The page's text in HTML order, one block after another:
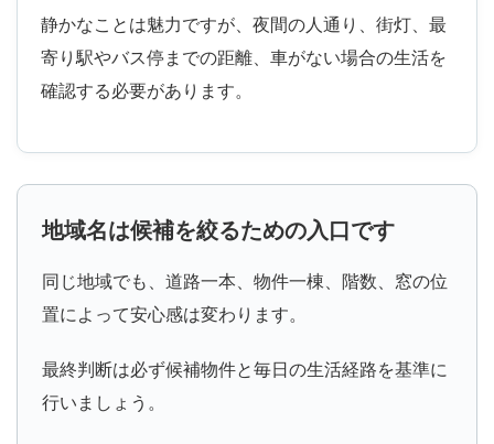
静かなことは魅力ですが、夜間の人通り、街灯、最
寄り駅やバス停までの距離、車がない場合の生活を
確認する必要があります。
地域名は候補を絞るための入口です
同じ地域でも、道路一本、物件一棟、階数、窓の位
置によって安心感は変わります。
最終判断は必ず候補物件と毎日の生活経路を基準に
行いましょう。